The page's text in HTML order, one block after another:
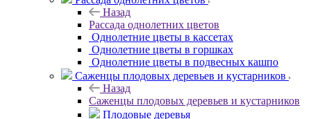
Назад
Рассада однолетних цветов
Однолетние цветы в кассетах
Однолетние цветы в горшках
Однолетние цветы в подвесных кашпо
Саженцы плодовых деревьев и кустарников
Назад
Саженцы плодовых деревьев и кустарников
Плодовые деревья